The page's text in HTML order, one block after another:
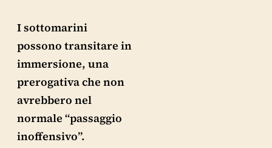
I sottomarini
possono transitare in
immersione, una
prerogativa che non
avrebbero nel
normale “passaggio
inoffensivo”.